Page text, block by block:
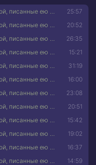
25:57
Воспоминания княгини Е.Р. Дашковой, писанные ею самой 01
20:52
Воспоминания княгини Е.Р. Дашковой, писанные ею самой 02
26:35
Воспоминания княгини Е.Р. Дашковой, писанные ею самой 03
15:21
Воспоминания княгини Е.Р. Дашковой, писанные ею самой 04
31:19
Воспоминания княгини Е.Р. Дашковой, писанные ею самой 05
16:00
Воспоминания княгини Е.Р. Дашковой, писанные ею самой 06
23:08
Воспоминания княгини Е.Р. Дашковой, писанные ею самой 07
20:51
Воспоминания княгини Е.Р. Дашковой, писанные ею самой 08
15:42
Воспоминания княгини Е.Р. Дашковой, писанные ею самой 09
19:02
Воспоминания княгини Е.Р. Дашковой, писанные ею самой 10
16:37
Воспоминания княгини Е.Р. Дашковой, писанные ею самой 11
14:59
Воспоминания княгини Е.Р. Дашковой, писанные ею самой 12